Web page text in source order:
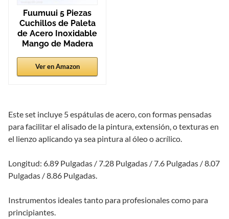
Fuumuui 5 Piezas
Cuchillos de Paleta
de Acero Inoxidable
Mango de Madera
Ver en Amazon
Este set incluye 5 espátulas de acero, con formas pensadas
para facilitar el alisado de la pintura, extensión, o texturas en
el lienzo aplicando ya sea pintura al óleo o acrílico.
Longitud: 6.89 Pulgadas / 7.28 Pulgadas / 7.6 Pulgadas / 8.07
Pulgadas / 8.86 Pulgadas.
Instrumentos ideales tanto para profesionales como para
principiantes.